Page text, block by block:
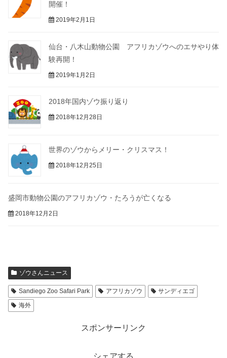
開催！
2019年2月1日
仙台・八木山動物公園 アフリカゾウへのエサやり体
験再開！
2019年1月2日
2018年国内ゾウ振り返り
2018年12月28日
世界のゾウからメリー・クリスマス！
2018年12月25日
盛岡市動物公園のアフリカゾウ・たろうが亡くなる
2018年12月2日
ゾウさんニュース
Sandiego Zoo Safari Park アフリカゾウ
サンディエゴ
海外
スポンサーリンク